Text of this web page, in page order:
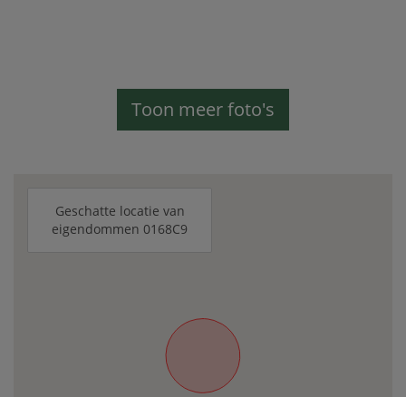
Toon meer foto's
Geschatte locatie van
eigendommen 0168C9